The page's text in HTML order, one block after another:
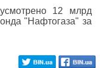
12 млрд
"Нафтогаза" за